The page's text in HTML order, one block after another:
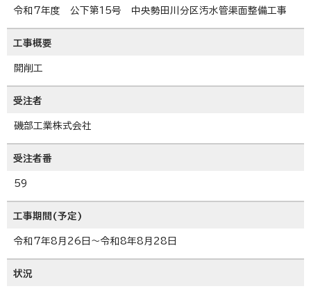
令和7年度 公下第15号 中央勢田川分区汚水管渠面整備工事
工事概要
開削工
受注者
磯部工業株式会社
受注者番
59
工事期間(予定)
令和7年8月26日～令和8年8月28日
状況